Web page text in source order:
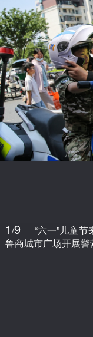
1/9
“六一”儿童
鲁商城市广场开展